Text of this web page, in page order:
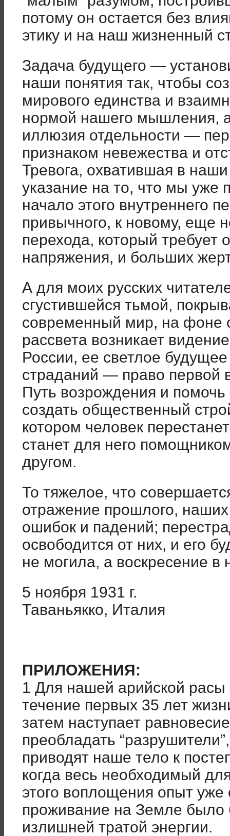
потому он остается без
этику и на наш жизненный
Задача будущего —
наши понятия так, чтобы
мирового единства и
нормой нашего мышления,
иллюзия отдельности —
признаком невежества и
Тревога, охватившая в
указание на то, что мы уже
начало этого внутреннего
привычного, к новому, еще
перехода, который требует
напряжения, и больших
А для моих русских
сгустившейся тьмой,
современный мир, на фоне
рассвета возникает
России, ее светлое
страданий — право первой
Путь возрождения и
создать общественный
котором человек
станет для него
другом.
То тяжелое, что
отражение прошлого, наших
ошибок и падений;
освободится от них, и его
не могила, а воскресение в
5 ноября 1931 г.
Таваньякко, Италия
ПРИЛОЖЕНИЯ:
1 Для нашей арийской расы
течение первых 35 лет
затем наступает
преобладать
приводят наше тело к
когда весь необходимый
этого воплощения опыт
проживание на Земле было
излишней тратой энергии.